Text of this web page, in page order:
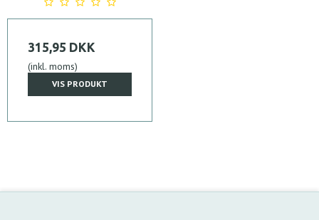
315,95 DKK
(inkl. moms)
VIS PRODUKT